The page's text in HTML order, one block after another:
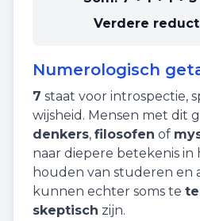
Verdere
Numerologisch
7 staat voor introspectie,
wijsheid . Mensen met dit
denkers, filosofen of
naar diepere betekenis in
houden van studeren en
kunnen echter soms te
skeptisch zijn.